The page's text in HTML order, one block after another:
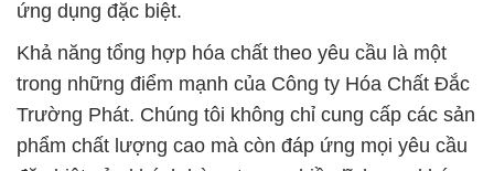
ứng dụng đặc biệt.
Khả năng tổng hợp hóa chất theo yêu cầu là một
trong những điểm mạnh của Công ty Hóa Chất Đắc
Trường Phát. Chúng tôi không chỉ cung cấp các sản
phẩm chất lượng cao mà còn đáp ứng mọi yêu cầu